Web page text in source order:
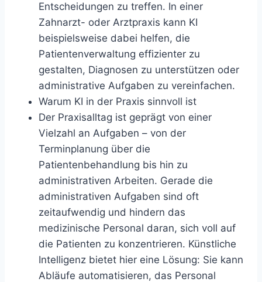
Entscheidungen zu treffen. In einer
Zahnarzt- oder Arztpraxis kann KI
beispielsweise dabei helfen, die
Patientenverwaltung effizienter zu
gestalten, Diagnosen zu unterstützen oder
administrative Aufgaben zu vereinfachen.
Warum KI in der Praxis sinnvoll ist
Der Praxisalltag ist geprägt von einer
Vielzahl an Aufgaben – von der
Terminplanung über die
Patientenbehandlung bis hin zu
administrativen Arbeiten. Gerade die
administrativen Aufgaben sind oft
zeitaufwendig und hindern das
medizinische Personal daran, sich voll auf
die Patienten zu konzentrieren. Künstliche
Intelligenz bietet hier eine Lösung: Sie kann
Abläufe automatisieren, das Personal